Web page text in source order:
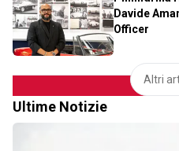
Davide
Officer
Altri
Ultime Notizie